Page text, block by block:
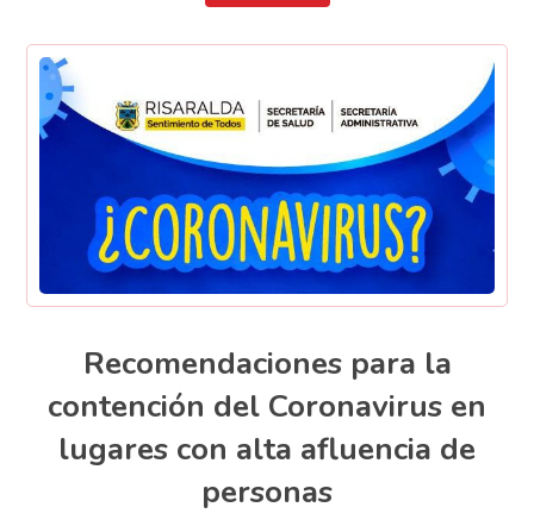
Recomendaciones para la
contención del Coronavirus en
lugares con alta afluencia de
personas